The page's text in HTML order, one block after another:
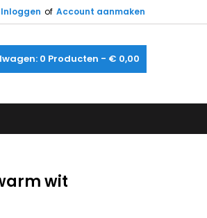
Inloggen of Account aanmaken
0 Producten - € 0,00
wit